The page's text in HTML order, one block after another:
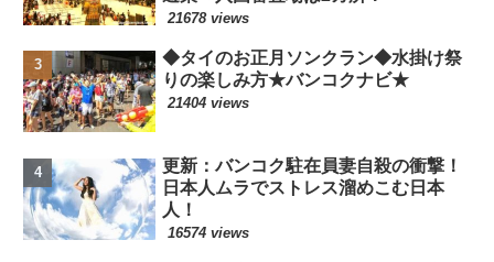
21678 views
◆タイのお正月ソンクラン◆水掛け祭
りの楽しみ方★バンコクナビ★
21404 views
更新：バンコク駐在員妻自殺の衝撃！
日本人ムラでストレス溜めこむ日本
人！
16574 views